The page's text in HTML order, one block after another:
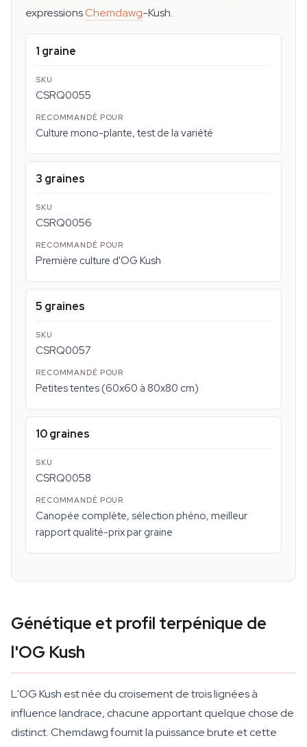
expressionsChemdawg-Kush.
1 graine
CSRQ0055
Culture mono-plante, test de la variété
3 graines
CSRQ0056
Première culture d'OG Kush
5 graines
CSRQ0057
Petites tentes (60x60 à 80x80 cm)
10 graines
CSRQ0058
Canopée complète, sélection phéno, meilleur
rapport qualité-prix par graine
Génétique et profil terpénique de
l'OG Kush
L'OG Kush est née du croisement de trois lignées à
influence landrace, chacune apportant quelque chose de
distinct. Chemdawg fournit la puissance brute et cette